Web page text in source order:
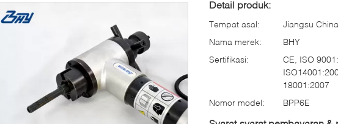
Detail produk:
Tempat asal:
Jiangsu China
Nama merek:
BHY
Sertifikasi:
CE, ISO
18001:2007
Nomor model:
BPP6E